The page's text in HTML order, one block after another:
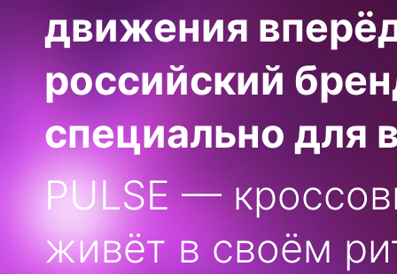
движения
российский
специально для
PULSE —
живёт в своём